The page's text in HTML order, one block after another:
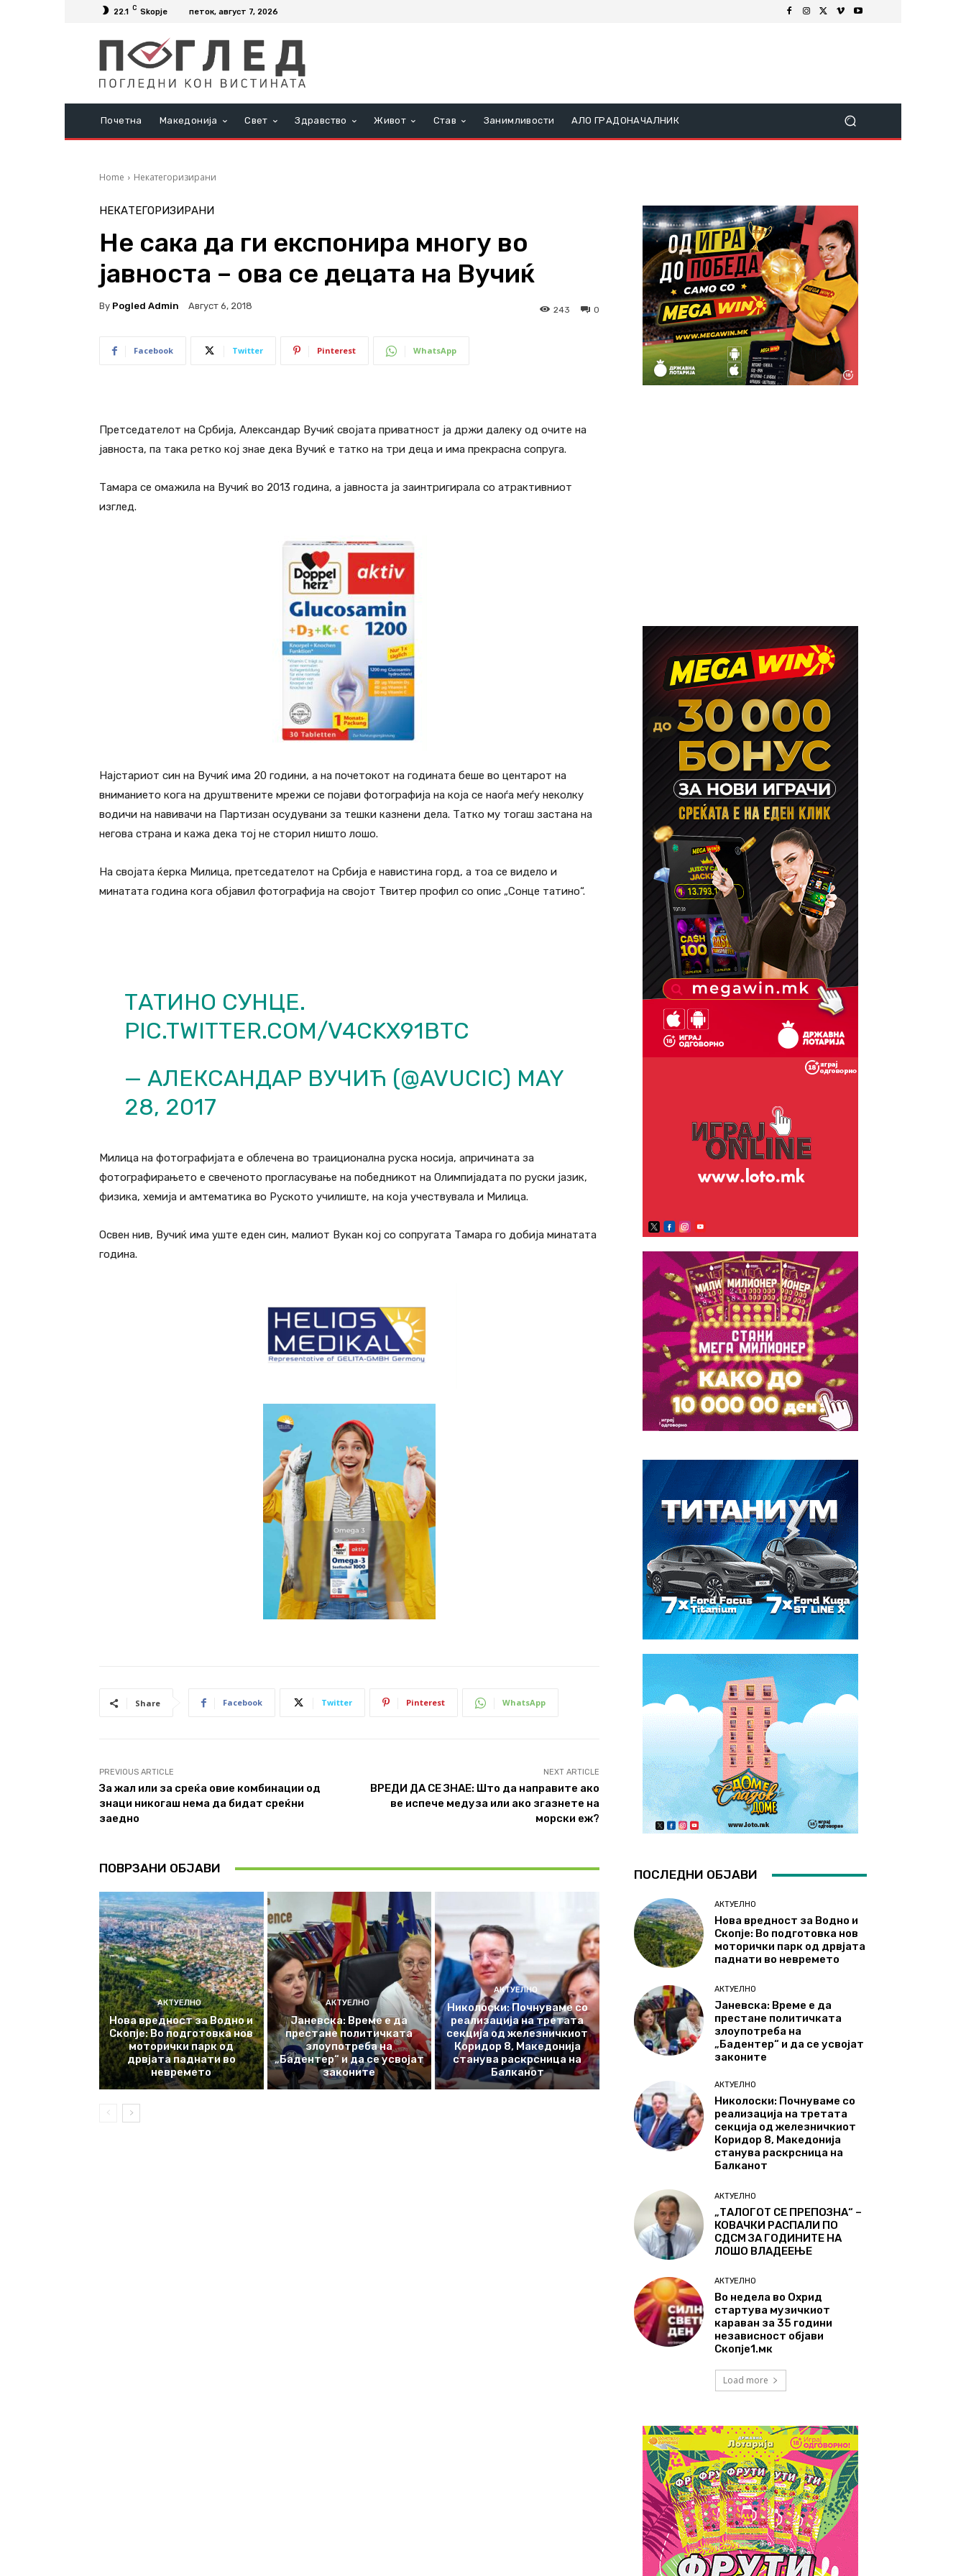
22.1 C Skopje петок, август 7, 2026
Почетна Македонија Свет Здравство Живот Став Занимливости АЛО ГРАДОНАЧАЛНИК
Home Некатегоризирани
НЕКАТЕГОРИЗИРАНИ
Не сака да ги експонира многу во
јавноста – ова се децата на Вучиќ
By Pogled Admin Август 6, 2018 0
243
Facebook Twitter Pinterest WhatsApp
Претседателот на Србија, Александар Вучиќ својата приватност ја држи далеку од очите на
јавноста, па така ретко кој знае дека Вучиќ е татко на три деца и има прекрасна сопруга.
Тамара се омажила на Вучиќ во 2013 година, а јавноста ја заинтригирала со атрактивниот
изглед.
Најстариот син на Вучиќ има 20 години, а на почетокот на годината беше во центарот на
вниманието кога на друштвените мрежи се појави фотографија на која се наоѓа меѓу неколку
водичи на навивачи на Партизан осудувани за тешки казнени дела. Татко му тогаш застана на
негова страна и кажа дека тој не сторил ништо лошо.
На својата ќерка Милица, претседателот на Србија е навистина горд, а тоа се видело и
минатата година кога објавил фотографија на својот Твитер профил со опис „Сонце татино“.
ТАТИНО СУНЦЕ.
PIC.TWITTER.COM/V4CKX91BTC
— АЛЕКСАНДАР ВУЧИЋ (@AVUCIC) MAY
28, 2017
Милица на фотографијата е облечена во траиционална руска носија, апричината за
фотографирањето е свеченото прогласување на победникот на Олимпијадата по руски јазик,
физика, хемија и амтематика во Руското училиште, на која учествувала и Милица.
Освен нив, Вучиќ има уште еден син, малиот Вукан кој со сопругата Тамара го добија минатата
година.
Share Facebook Twitter Pinterest WhatsApp
PREVIOUS ARTICLE
За жал или за среќа овие комбинации од
знаци никогаш нема да бидат среќни
заедно
NEXT ARTICLE
ВРЕДИ ДА СЕ ЗНАЕ: Што да направите ако
ве испече медуза или ако згазнете на
морски еж?
ПОВРЗАНИ ОБЈАВИ
АКТУЕЛНО
Нова вредност за Водно и
Скопје: Во подготовка нов
моторички парк од
дрвјата паднати во
невремето
АКТУЕЛНО
Јаневска: Време е да
престане политичката
злоупотреба на
„Бадентер“ и да се усвојат
законите
АКТУЕЛНО
Николоски: Почнуваме со
реализација на третата
секција од железничкиот
Коридор 8, Македонија
станува раскрсница на
Балканот
ПОСЛЕДНИ ОБЈАВИ
АКТУЕЛНО
Нова вредност за Водно и
Скопје: Во подготовка нов
моторички парк од дрвјата
паднати во невремето
АКТУЕЛНО
Јаневска: Време е да
престане политичката
злоупотреба на
„Бадентер“ и да се усвојат
законите
АКТУЕЛНО
Николоски: Почнуваме со
реализација на третата
секција од железничкиот
Коридор 8, Македонија
станува раскрсница на
Балканот
АКТУЕЛНО
„ТАЛОГОТ СЕ ПРЕПОЗНА“ –
КОВАЧКИ РАСПАЛИ ПО
СДСМ ЗА ГОДИНИТЕ НА
ЛОШО ВЛАДЕЕЊЕ
АКТУЕЛНО
Во недела во Охрид
стартува музичкиот
караван за 35 години
независност објави
Скопје1.мк
Load more